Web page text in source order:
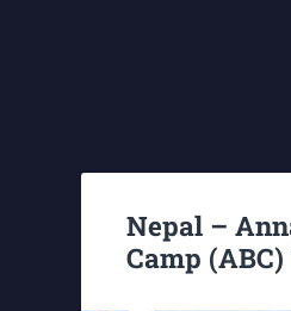
Nepal –
Camp